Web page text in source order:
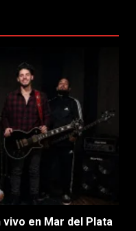
vivo en Mar del Plata